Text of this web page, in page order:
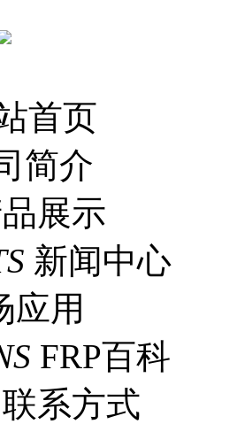
首页
简介
展示
新闻中心
应用
FRP百科
联系方式